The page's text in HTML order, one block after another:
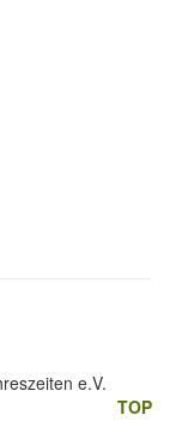
e.V.
TOP